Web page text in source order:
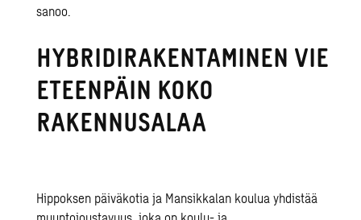
sanoo.
HYBRIDIRAKENTAMINEN VIE
ETEENPÄIN KOKO
RAKENNUSALAA
Hippoksen päiväkotia ja Mansikkalan koulua yhdistää